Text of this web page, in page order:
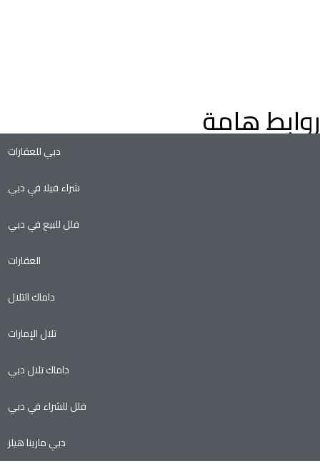
روابط هامة
دبي للعقارات
شراء فيلا في دبي
فلل للبيع في دبي
العقارات
داماك التلال
تلال الإمارات
داماك تلال دبي
فلل للشراء في دبي
دبي مارينا هيلز